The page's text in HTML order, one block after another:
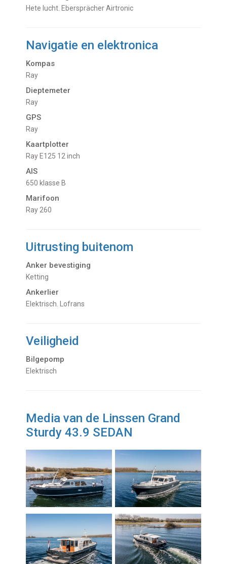
hete lucht. Ebersprächer Airtronic
Navigatie en elektronica
Kompas
Ray
Dieptemeter
Ray
GPS
Ray
Kaartplotter
Ray E125 12 inch
AIS
650 klasse B
Marifoon
Ray 260
Uitrusting buitenom
Anker bevestiging
Ketting
Ankerlier
Elektrisch. Lofrans
Veiligheid
Bilgepomp
Elektrisch
Media van de Linssen Grand
Sturdy 43.9 SEDAN